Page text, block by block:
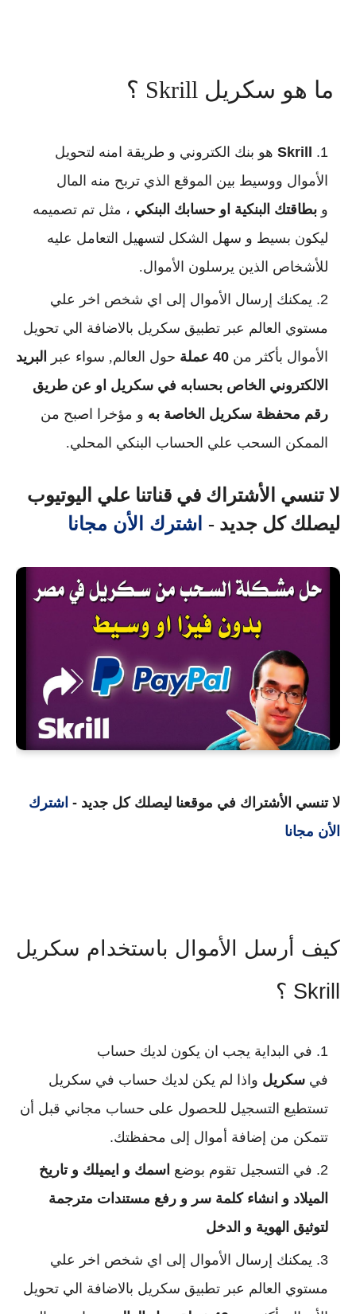
ما هو سكريل Skrill ؟
Skrill هو بنك الكتروني و طريقة امنه لتحويل
الأموال ووسيط بين الموقع الذي تربح منه المال
و بطاقتك البنكية او حسابك البنكي ، مثل تم تصميمه
ليكون بسيط و سهل الشكل لتسهيل التعامل عليه
للأشخاص الذين يرسلون الأموال.
يمكنك إرسال الأموال إلى اي شخص اخر علي
مستوي العالم عبر تطبيق سكريل بالاضافة الي تحويل
الأموال بأكثر من 40 عملة حول العالم, سواء عبر
البريد
الالكتروني الخاص بحسابه في سكريل او عن طريق
رقم محفظة سكريل الخاصة به و مؤخرا اصبح من
الممكن السحب علي الحساب البنكي المحلي.
لا تنسي الأشتراك في قناتنا علي اليوتيوب
ليصلك كل جديد - اشترك الأن مجانا
لا تنسي الأشتراك في موقعنا ليصلك كل جديد - اشترك
الأن مجانا
كيف أرسل الأموال باستخدام سكريل
Skrill ؟
في البداية يجب ان يكون لديك حساب
في سكريل واذا لم يكن لديك حساب في سكريل
تستطيع التسجيل للحصول على حساب مجاني قبل أن
تتمكن من إضافة أموال إلى محفظتك.
في التسجيل تقوم بوضع اسمك و ايميلك و تاريخ
الميلاد و انشاء كلمة سر و رفع مستندات مترجمة
لتوثيق الهوية و الدخل
يمكنك إرسال الأموال إلى اي شخص اخر علي
مستوي العالم عبر تطبيق سكريل بالاضافة الي تحويل